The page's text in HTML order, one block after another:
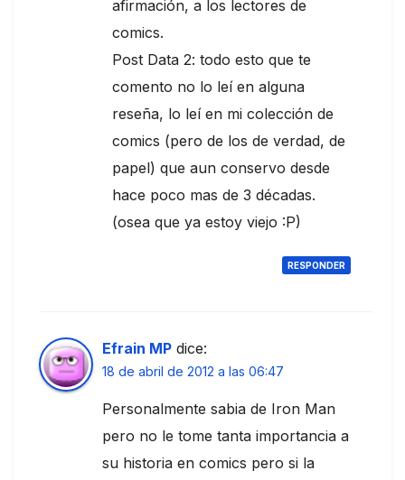
afirmación, a los lectores de
comics.
Post Data 2: todo esto que te
comento no lo leí en alguna
reseña, lo leí en mi colección de
comics (pero de los de verdad, de
papel) que aun conservo desde
hace poco mas de 3 décadas.
(osea que ya estoy viejo :P)
RESPONDER
Efrain MP dice:
18 de abril de 2012 a las 06:47
Personalmente sabia de Iron Man
pero no le tome tanta importancia a
su historia en comics pero si la